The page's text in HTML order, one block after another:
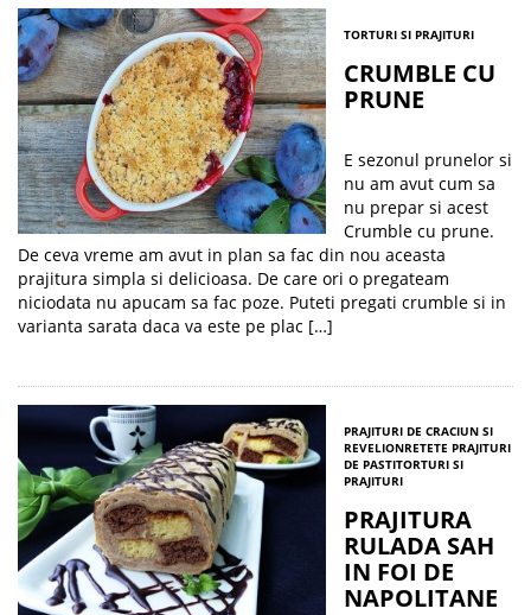
TORTURI SI PRAJITURI
CRUMBLE CU
PRUNE
E sezonul prunelor si
nu am avut cum sa
nu prepar si acest
Crumble cu prune.
De ceva vreme am avut in plan sa fac din nou aceasta
prajitura simpla si delicioasa. De care ori o pregateam
niciodata nu apucam sa fac poze. Puteti pregati crumble si in
varianta sarata daca va este pe plac […]
PRAJITURI DE CRACIUN SI
REVELIONRETETE PRAJITURI
DE PASTITORTURI SI
PRAJITURI
PRAJITURA
RULADA SAH
IN FOI DE
NAPOLITANE